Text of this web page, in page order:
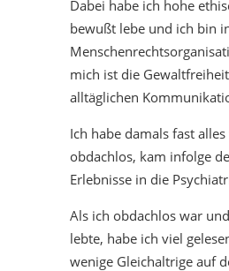
Dabei habe ich hohe
bewußt lebe und ich bin
mich ist die
alltäglichen
Ich habe damals fast
obdachlos, kam infolge
Erlebnisse in die
Als ich obdachlos war
lebte, habe ich viel
wenige Gleichaltrige auf